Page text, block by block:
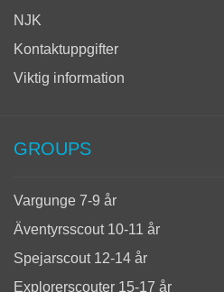
NJK
Kontaktuppgifter
Viktig information
GROUPS
Vargunge 7-9 år
Äventyrsscout 10-11 år
Spejarscout 12-14 år
Explorerscouter 15-17 år